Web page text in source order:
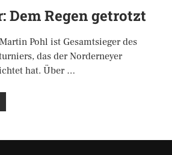
Dem Regen getrotzt
Pohl ist Gesamtsieger des
das der Norderneyer
hat. Über …